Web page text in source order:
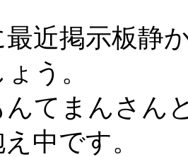
近掲示板静
う。
んてまんさん
中です。